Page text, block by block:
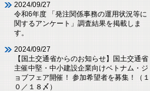
2024/09/27
令和6年度 「発注関係事務の運用状況等に
関するアンケート」調査結果を掲載しま
す。
2024/09/27
【国土交通省からのお知らせ】国土交通省
主催中堅・中小建設企業向けベトナム・ジ
ョブフェア開催！ 参加希望者を募集！（１
０／１８〆）